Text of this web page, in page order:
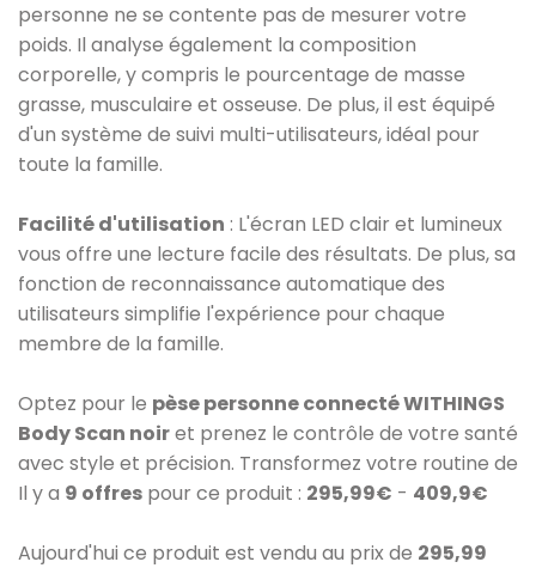
personne ne se contente pas de mesurer votre
poids. Il analyse également la composition
corporelle, y compris le pourcentage de masse
grasse, musculaire et osseuse. De plus, il est équipé
d'un système de suivi multi-utilisateurs, idéal pour
toute la famille.
Facilité d'utilisation : L'écran LED clair et lumineux
vous offre une lecture facile des résultats. De plus, sa
fonction de reconnaissance automatique des
utilisateurs simplifie l'expérience pour chaque
membre de la famille.
Optez pour le pèse personne connecté WITHINGS
Body Scan noiret prenez le contrôle de votre santé
avec style et précision. Transformez votre routine de
Il y a 9 offres pour ce produit : 295,99€ - 409,9€
Aujourd'hui ce produit est vendu au prix de 295,99